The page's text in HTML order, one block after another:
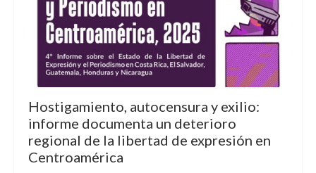
Hostigamiento, autocensura y exilio:
informe documenta un deterioro
regional de la libertad de expresión en
Centroamérica